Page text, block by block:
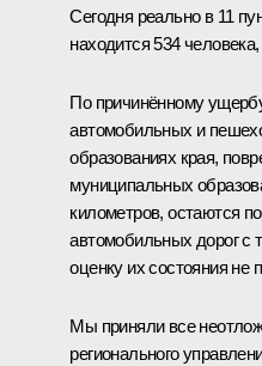
Сегодня реально в 11
находится 534
По причинённому
автомобильных и
образованиях края,
муниципальных
километров, остаются
автомобильных дорог с
оценку их состояния не
Мы приняли все
регионального